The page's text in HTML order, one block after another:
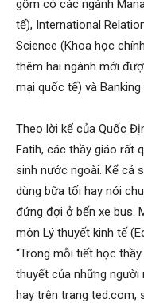
gồm có các ngành
tế), International
Science (Khoa học
thêm hai ngành mới
mại quốc tế) và
Theo lời kể của Quốc
Fatih, các thầy giáo rất
sinh nước ngoài. Kể cả
dùng bữa tối hay nói
đứng đợi ở bến xe bus.
môn Lý thuyết kinh tế
“Trong mỗi tiết học
thuyết của những người
hay trên trang ted.com,